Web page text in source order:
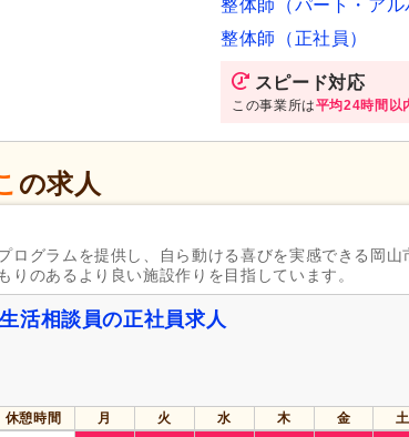
整体師（パート・アル
整体師（正社員）
スピード対応
この事業所は平均24時間以
の求人
ログラムを提供し、自ら動ける喜びを実感できる岡山
のあるより良い施設作りを目指しています。
活相談員の正社員求人
休憩時間 月 火 水 木 金 土